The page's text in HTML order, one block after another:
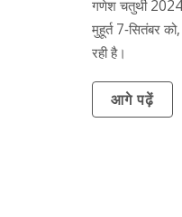
गणेश चतुर्थी
मुहूर्त 7‑सितंबर
रही है।
आगे पढ़ें